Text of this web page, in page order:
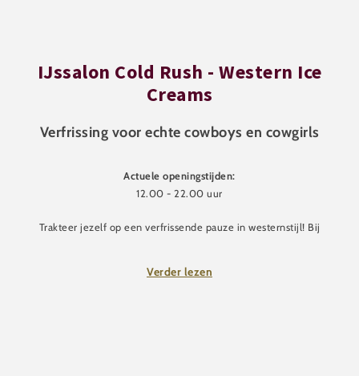
IJssalon Cold Rush - Western Ice
Creams
Verfrissing voor echte cowboys en cowgirls
Actuele openingstijden:
12.00 - 22.00 uur
Trakteer jezelf op een verfrissende pauze in westernstijl! Bij
favorieten tot fruitig-frisse lekkernijen.
Verder lezen